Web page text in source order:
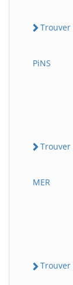
Trouver
PiNS
Trouver
MER
Trouver